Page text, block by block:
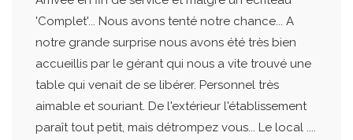
'Complet'... Nous avons tenté notre chance... A
notre grande surprise nous avons été très bien
accueillis par le gérant qui nous a vite trouvé une
table qui venait de se libérer. Personnel très
aimable et souriant. De l'extérieur l'établissement
paraît tout petit, mais détrompez vous... Le local ....